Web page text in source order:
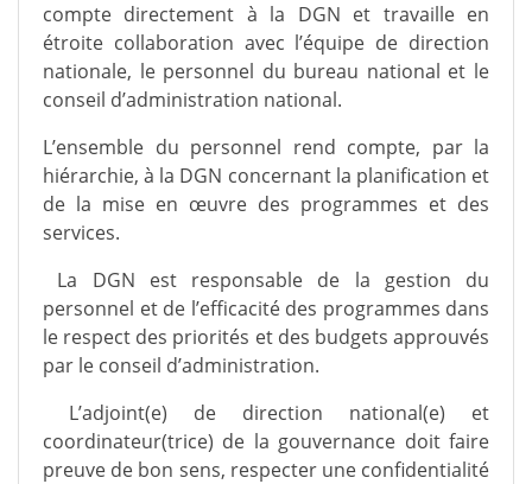
compte directement à la DGN et travaille en
étroite collaboration avec l’équipe de direction
nationale, le personnel du bureau national et le
conseil d’administration national.
L’ensemble du personnel rend compte, par la
hiérarchie, à la DGN concernant la planification et
de la mise en œuvre des programmes et des
services.
La DGN est responsable de la gestion du
personnel et de l’efficacité des programmes dans
le respect des priorités et des budgets approuvés
par le conseil d’administration.
L’adjoint(e) de direction national(e) et
coordinateur(trice) de la gouvernance doit faire
preuve de bon sens, respecter une confidentialité